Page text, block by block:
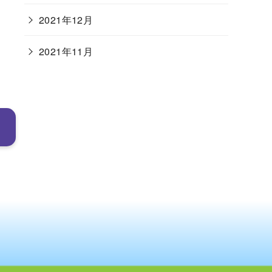
2021年12月
2021年11月